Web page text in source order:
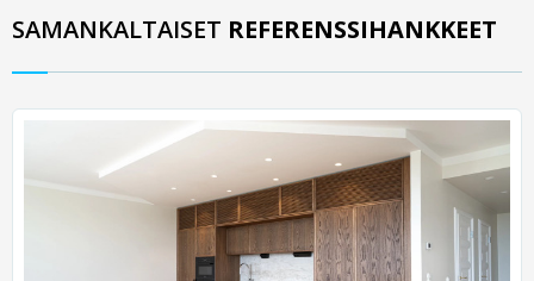
SAMANKALTAISET REFERENSSIHANKKEET